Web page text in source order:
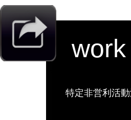
work
特定非営利活動